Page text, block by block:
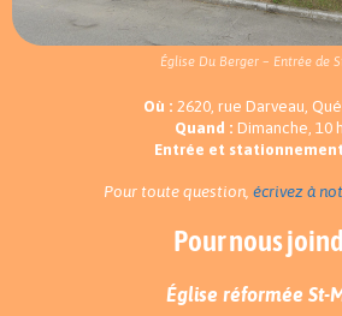
Église Du Berger – Entrée de
Où : 2620, rue Darveau,
Quand : Dimanche, 10
Entrée et
Pour toute question, écrivez à
Pour nous
Église réformée St-